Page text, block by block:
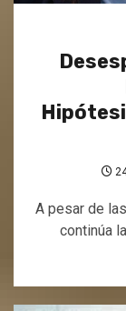
A pesar de
continúa